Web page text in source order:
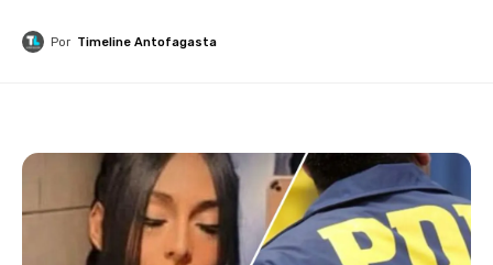
Por Timeline Antofagasta